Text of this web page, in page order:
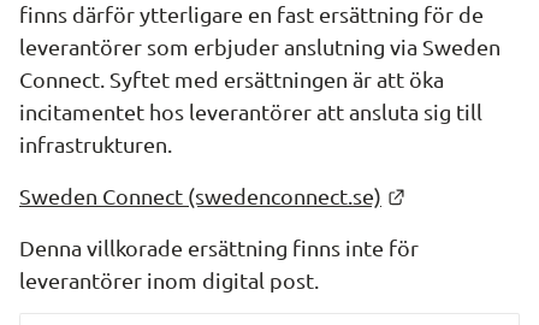
finns därför ytterligare en fast ersättning för de
leverantörer som erbjuder anslutning via Sweden
Connect. Syftet med ersättningen är att öka
incitamentet hos leverantörer att ansluta sig till
infrastrukturen.
Sweden Connect (swedenconnect.se)
Denna villkorade ersättning finns inte för
leverantörer inom digital post.